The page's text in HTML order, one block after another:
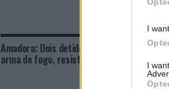
I
I
Amadora: Dois detidos por posse de
arma de fogo, resistência e coação